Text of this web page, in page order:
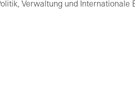
Verwaltung und Internationale